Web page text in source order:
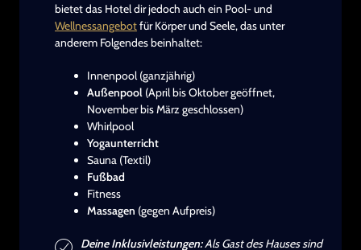
bietet das Hotel dir jedoch auch ein Pool- und
Wellnessangebotfür Körper und Seele, das unter
anderem Folgendes beinhaltet:
Innenpool (ganzjährig)
Außenpool (April bis Oktober geöffnet,
November bis März geschlossen)
Whirlpool
Yogaunterricht
Sauna (Textil)
Fußbad
Fitness
Massagen (gegen Aufpreis)
Deine Inklusivleistungen:Als Gast des Hauses sind